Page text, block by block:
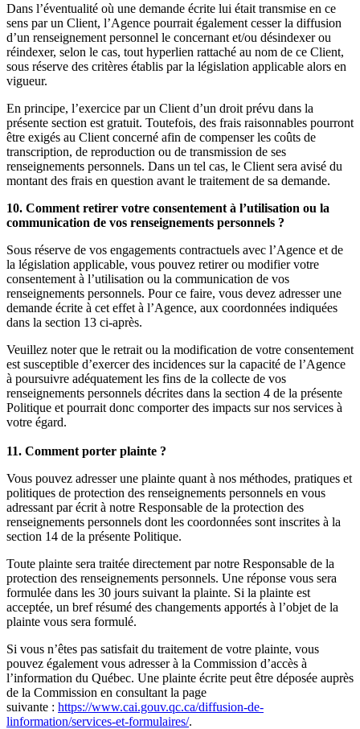
Dans l’éventualité où une demande écrite lui était transmise en ce
sens par un Client, l’Agence pourrait également cesser la diffusion
d’un renseignement personnel le concernant et/ou désindexer ou
réindexer, selon le cas, tout hyperlien rattaché au nom de ce Client,
sous réserve des critères établis par la législation applicable alors en
vigueur.
En principe, l’exercice par un Client d’un droit prévu dans la
présente section est gratuit. Toutefois, des frais raisonnables pourront
être exigés au Client concerné afin de compenser les coûts de
transcription, de reproduction ou de transmission de ses
renseignements personnels. Dans un tel cas, le Client sera avisé du
montant des frais en question avant le traitement de sa demande.
10. Comment retirer votre consentement à l’utilisation ou la
communication de vos renseignements personnels ?
Sous réserve de vos engagements contractuels avec l’Agence et de
la législation applicable, vous pouvez retirer ou modifier votre
consentement à l’utilisation ou la communication de vos
renseignements personnels. Pour ce faire, vous devez adresser une
demande écrite à cet effet à l’Agence, aux coordonnées indiquées
dans la section 13 ci-après.
Veuillez noter que le retrait ou la modification de votre consentement
est susceptible d’exercer des incidences sur la capacité de l’Agence
à poursuivre adéquatement les fins de la collecte de vos
renseignements personnels décrites dans la section 4 de la présente
Politique et pourrait donc comporter des impacts sur nos services à
votre égard.
11. Comment porter plainte ?
Vous pouvez adresser une plainte quant à nos méthodes, pratiques et
politiques de protection des renseignements personnels en vous
adressant par écrit à notre Responsable de la protection des
renseignements personnels dont les coordonnées sont inscrites à la
section 14 de la présente Politique.
Toute plainte sera traitée directement par notre Responsable de la
protection des renseignements personnels. Une réponse vous sera
formulée dans les 30 jours suivant la plainte. Si la plainte est
acceptée, un bref résumé des changements apportés à l’objet de la
plainte vous sera formulé.
Si vous n’êtes pas satisfait du traitement de votre plainte, vous
pouvez également vous adresser à la Commission d’accès à
l’information du Québec. Une plainte écrite peut être déposée auprès
de la Commission en consultant la page
suivante : https://www.cai.gouv.qc.ca/diffusion-de-
linformation/services-et-formulaires/.